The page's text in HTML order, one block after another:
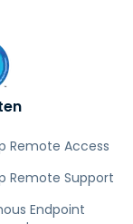
Remote Access
Remote Support
Endpoint